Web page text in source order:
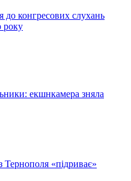
до конгресових слухань
року
екшнкамера зняла
Тернополя «підриває»